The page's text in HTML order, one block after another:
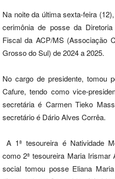
Na noite da última sexta-feira
cerimônia de posse da
Fiscal da ACP/MS (Associação
Grosso do Sul) de 2024 a 2025.
No cargo de presidente, tomou
Cafure, tendo como vice-
secretária é Carmen Tieko
secretário é Dário Alves Corrêa.
A 1ª tesoureira é Natividade
como 2ª tesoureira Maria
social tomou posse Eliana